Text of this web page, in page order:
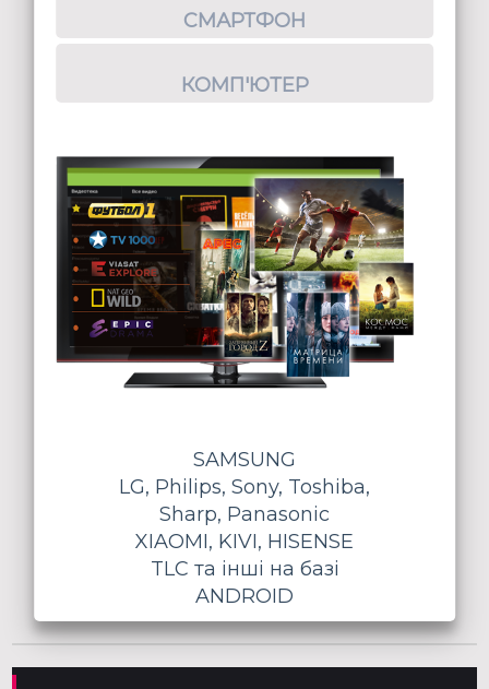
СМАРТФОН
КОМП'ЮТЕР
SAMSUNG
LG, Philips, Sony, Toshiba,
Sharp, Panasonic
XIAOMI, KIVI, HISENSE
TLC та інші на базі
ANDROID